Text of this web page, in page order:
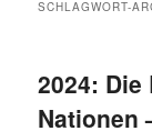
SCHLAGWORT-
2024:
Nationen